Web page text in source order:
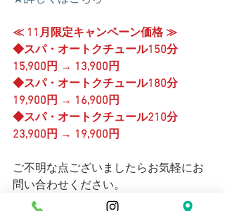
≪ 11月限定キャンペーン価格 ≫
◆スパ・オートクチュール150分
15,900円 → 13,900円
◆スパ・オートクチュール180分
19,900円 → 16,900円
◆スパ・オートクチュール210分
23,900円 → 19,900円
ご不明な点ございましたらお気軽にお
問い合わせください。
#ギフトチケット
#クリスマス
#スパオ